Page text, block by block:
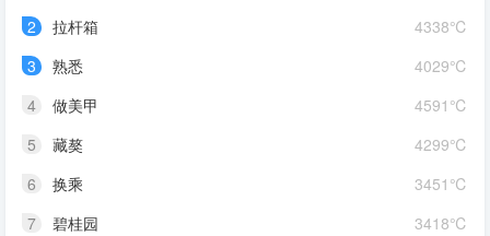
4338℃
2
拉杆箱
4029℃
3
熟悉
4591℃
4
做美甲
4299℃
5
藏獒
3451℃
6
换乘
3418℃
7
碧桂园